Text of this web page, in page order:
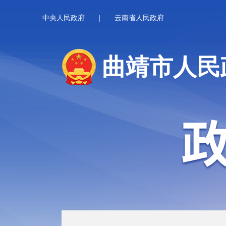
中央人民政府 云南省人民政府
曲靖市人